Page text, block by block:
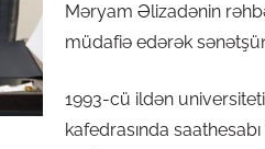
Məryam Əlizadənin
müdafiə edərək
1993-cü ildən
kafedrasında